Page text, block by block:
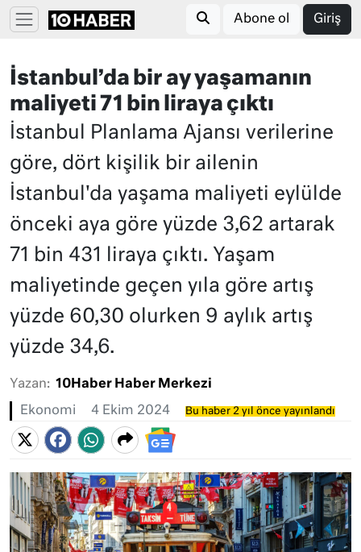
Abone ol Giriş
İstanbul’da bir ay yaşamanın
maliyeti 71 bin liraya çıktı
İstanbul Planlama Ajansı verilerine
göre, dört kişilik bir ailenin
İstanbul'da yaşama maliyeti eylülde
önceki aya göre yüzde 3,62 artarak
71 bin 431 liraya çıktı. Yaşam
maliyetinde geçen yıla göre artış
yüzde 60,30 olurken 9 aylık artış
yüzde 34,6.
Yazan: 10Haber Haber Merkezi
Ekonomi 4 Ekim 2024 Bu haber 2 yıl önce yayınlandı